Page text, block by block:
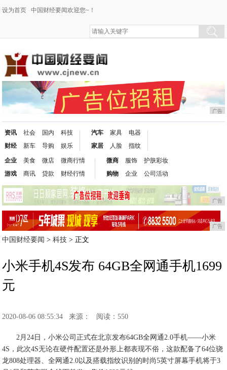
设为首页 中国财经要闻欢迎您~！
广告
资讯
财经
社会
新车
国内
导购
科技
娱乐
汽车
家居
家具
人脸
电器
指纹
企业
游戏
美食
商讯
微店
贷款
微商行情
财经行情
微商
购物
服饰
企业
护肤彩妆
公司活动
广告
广告
中国财经要闻 >科技 > 正文
小米手机4S发布 64GB全网通手机1699
元
2020-08-06 08:55:34 来源： 阅读：550
2月24日，小米公司正式在北京发布64GB全网通2.0手机——小米
4S，此次4S无论在硬件配置还是外形上都表现不俗，这款配备了64位骁
龙808处理器、全网通2.0以及搭载指纹识别的时尚5英寸屏幕手机将于3